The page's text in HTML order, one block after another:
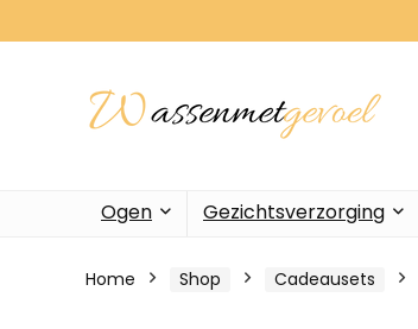
Ogen Gezichtsverzorging
Home Shop Cadeausets